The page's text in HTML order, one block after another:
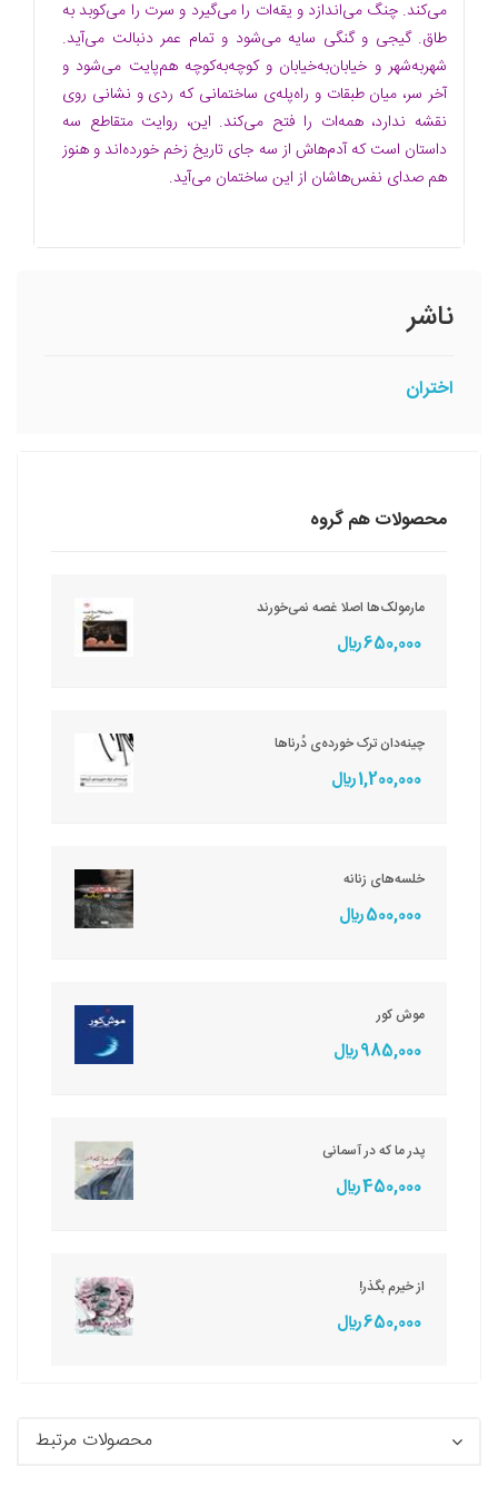
می‌کند. چنگ می‌اندازد و یقه‌ات را می‌گیرد و سرت را می‌کوبد به
طاق. گیجی و گنگی سایه می‌شود و تمام عمر دنبالت می‌آید.
شهر‌به‌شهر و خیابان‌به‌خیابان و کوچه‌به‌کوچه هم‌پایت می‌شود و
آخر سر، میان طبقات و راه‌پله‌ی ساختمانی که ردی و نشانی روی
نقشه ندارد، همه‌ات را فتح می‌کند. این، روایت متقاطع سه
داستان است که آدم‌هاش از سه جای تاریخ زخم خورده‌اند و هنوز
هم صدای نفس‌هاشان از این ساختمان می‌آید.
ناشر
اختران
محصولات هم گروه
مارمولک‌ها اصلا غصه نمی‌خورند
650,000 ريال
چینه‌دان ترک خورده‌ی دُرناها
1,200,000 ريال
خلسه‌های زنانه
500,000 ريال
موش کور
985,000 ريال
پدر ما که در آسمانی
450,000 ريال
از خیرم بگذر!
650,000 ريال
محصولات مرتبط